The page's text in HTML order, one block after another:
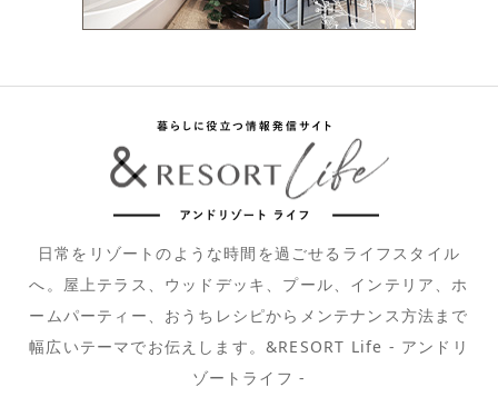
日常をリゾートのような時間を過ごせるライフスタイル
へ。屋上テラス、ウッドデッキ、プール、インテリア、ホ
ームパーティー、おうちレシピからメンテナンス方法まで
幅広いテーマでお伝えします。&RESORT Life - アンドリ
ゾートライフ -